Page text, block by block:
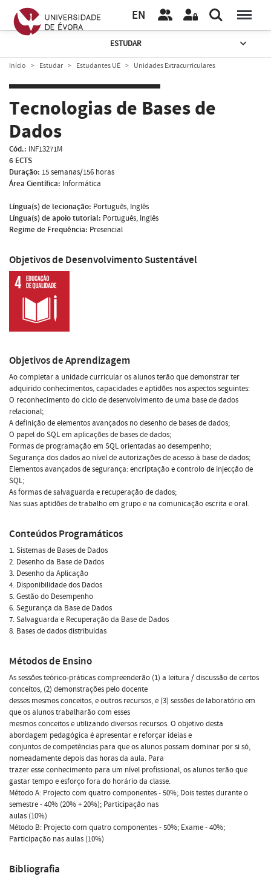
EN
ESTUDAR
Início Estudar Estudantes UÉ Unidades Extracurriculares
Tecnologias de Bases de
Dados
Cód.: INF13271M
6 ECTS
Duração: 15 semanas/156 horas
Área Científica: Informática
Língua(s) de lecionação: Português, Inglês
Língua(s) de apoio tutorial: Português, Inglês
Regime de Frequência: Presencial
Objetivos de Desenvolvimento Sustentável
Objetivos de Aprendizagem
Ao completar a unidade curricular os alunos terão que demonstrar ter
adquirido conhecimentos, capacidades e aptidões nos aspectos seguintes:
O reconhecimento do ciclo de desenvolvimento de uma base de dados
relacional;
A definição de elementos avançados no desenho de bases de dados;
O papel do SQL em aplicações de bases de dados;
Formas de programação em SQL orientadas ao desempenho;
Segurança dos dados ao nível de autorizações de acesso à base de dados;
Elementos avançados de segurança: encriptação e controlo de injecção de
SQL;
As formas de salvaguarda e recuperação de dados;
Nas suas aptidões de trabalho em grupo e na comunicação escrita e oral.
Conteúdos Programáticos
1. Sistemas de Bases de Dados
2. Desenho da Base de Dados
3. Desenho da Aplicação
4. Disponibilidade dos Dados
5. Gestão do Desempenho
6. Segurança da Base de Dados
7. Salvaguarda e Recuperação da Base de Dados
8. Bases de dados distribuídas
Métodos de Ensino
As sessões teórico-práticas compreenderão (1) a leitura / discussão de certos
conceitos, (2) demonstrações pelo docente
desses mesmos conceitos, e outros recursos, e (3) sessões de laboratório em
que os alunos trabalharão com esses
mesmos conceitos e utilizando diversos recursos. O objetivo desta
abordagem pedagógica é apresentar e reforçar ideias e
conjuntos de competências para que os alunos possam dominar por si só,
nomeadamente depois das horas da aula. Para
trazer esse conhecimento para um nível profissional, os alunos terão que
gastar tempo e esforço fora do horário da classe.
Método A: Projecto com quatro componentes - 50%; Dois testes durante o
semestre - 40% (20% + 20%); Participação nas
aulas (10%)
Método B: Projecto com quatro componentes - 50%; Exame - 40%;
Participação nas aulas (10%)
Bibliografia